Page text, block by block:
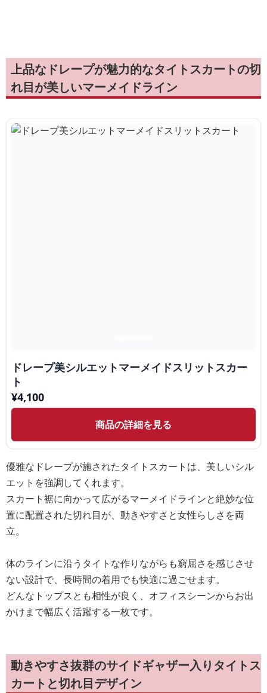
上品なドレープが魅力的なタイトスカートの切
れ目が美しいマーメイドライン
ドレープ美シルエットマーメイドスリットスカー
ト
¥4,100
商品の詳細を見る
優雅なドレープが施されたタイトスカートは、美しいシル
エットを強調してくれます。
スカート裾に向かって広がるマーメイドラインと絶妙な位
置に配置された切れ目が、動きやすさと女性らしさを両
立。
体のラインに沿うタイトな作りながらも窮屈さを感じさせ
ない設計で、長時間の着用でも快適に過ごせます。
どんなトップスとも相性が良く、オフィスシーンからお出
かけまで幅広く活躍する一枚です。
動きやすさ抜群のサイドギャザー入りタイトス
カートと切れ目デザイン